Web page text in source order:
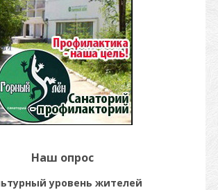
Наш опрос
уровень жителей